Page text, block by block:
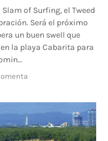
of Surfing, el Tweed
Será el próximo
un buen swell que
la playa Cabarita para